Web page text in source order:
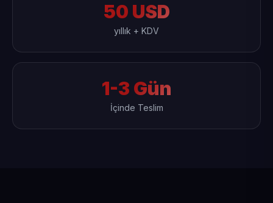
50 USD
yıllık + KDV
1-3 Gün
İçinde Teslim